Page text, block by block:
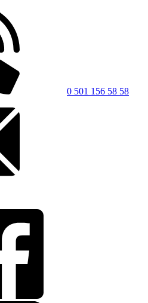
0 501 156 58 58